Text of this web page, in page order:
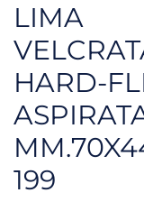
LIMA
HARD-
199